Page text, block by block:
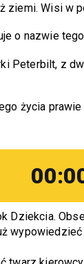
Wisi w
o nazwie
Peterbilt, z
życia